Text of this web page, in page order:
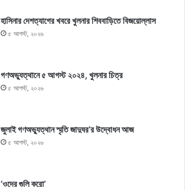
হাসিনার দেশত্যাগের খবরে খুলনার শিববাড়িতে বিজয়োল্লাস
৫ আগস্ট, ২০২৬
গণঅভ্যুত্থানে ৫ আগস্ট ২০২৪, খুলনার চিত্র
৫ আগস্ট, ২০২৬
জুলাই গণঅভ্যুত্থান স্মৃতি জাদুঘর’র উদ্বোধন আজ
৫ আগস্ট, ২০২৬
‘ওদের গুলি করো’